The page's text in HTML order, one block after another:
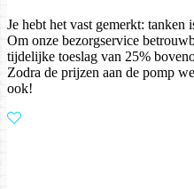
Je hebt het vast gemerkt: tanken
Om onze bezorgservice
tijdelijke toeslag van 25%
Zodra de prijzen aan de pomp
ook!